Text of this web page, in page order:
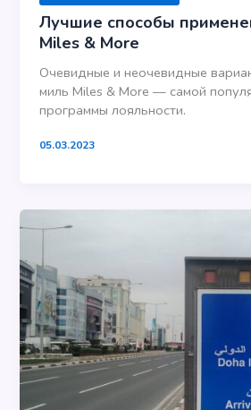
Лучшие способы
Miles & More
Очевидные и неочевидные
миль Miles & More — самой
программы лояльности.
05.03.2023